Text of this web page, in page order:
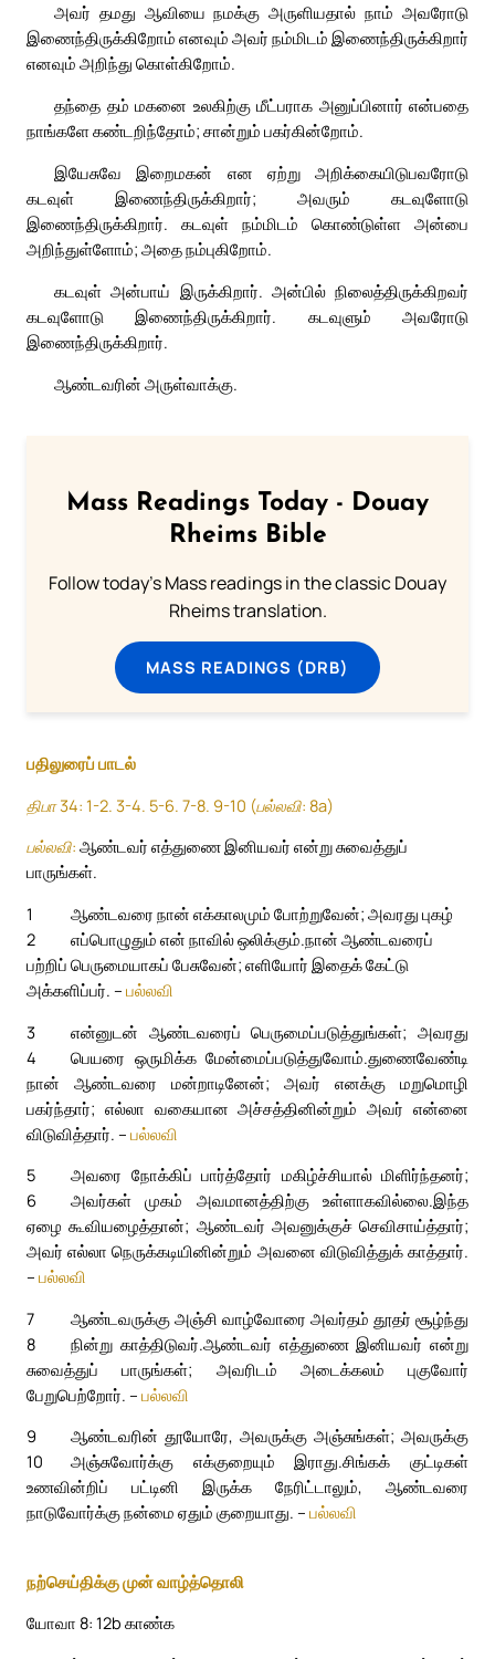
அவர் தமது ஆவியை நமக்கு அருளியதால் நாம் அவரோடு
இணைந்திருக்கிறோம் எனவும் அவர் நம்மிடம் இணைந்திருக்கிறார்
எனவும் அறிந்து கொள்கிறோம்.
தந்தை தம் மகனை உலகிற்கு மீட்பராக அனுப்பினார் என்பதை
நாங்களே கண்டறிந்தோம்; சான்றும் பகர்கின்றோம்.
இயேசுவே இறைமகன் என ஏற்று அறிக்கையிடுபவரோடு
கடவுள் இணைந்திருக்கிறார்; அவரும் கடவுளோடு
இணைந்திருக்கிறார். கடவுள் நம்மிடம் கொண்டுள்ள அன்பை
அறிந்துள்ளோம்; அதை நம்புகிறோம்.
கடவுள் அன்பாய் இருக்கிறார். அன்பில் நிலைத்திருக்கிறவர்
கடவுளோடு இணைந்திருக்கிறார். கடவுளும் அவரோடு
இணைந்திருக்கிறார்.
ஆண்டவரின் அருள்வாக்கு.
Mass Readings Today - Douay
Rheims Bible
Follow today's Mass readings in the classic Douay
Rheims translation.
MASS READINGS (DRB)
பதிலுரைப் பாடல்
திபா 34: 1-2. 3-4. 5-6. 7-8. 9-10 (பல்லவி: 8a)
பல்லவி: ஆண்டவர் எத்துணை இனியவர் என்று சுவைத்துப்
பாருங்கள்.
1
ஆண்டவரை நான் எக்காலமும் போற்றுவேன்; அவரது புகழ்
எப்பொழுதும் என் நாவில் ஒலிக்கும்.
2
நான் ஆண்டவரைப்
பற்றிப் பெருமையாகப் பேசுவேன்; எளியோர் இதைக் கேட்டு
அக்களிப்பர். – பல்லவி
3
என்னுடன் ஆண்டவரைப் பெருமைப்படுத்துங்கள்; அவரது
பெயரை ஒருமிக்க மேன்மைப்படுத்துவோம்.
4
துணைவேண்டி
நான் ஆண்டவரை மன்றாடினேன்; அவர் எனக்கு மறுமொழி
பகர்ந்தார்; எல்லா வகையான அச்சத்தினின்றும் அவர் என்னை
விடுவித்தார். – பல்லவி
5
அவரை நோக்கிப் பார்த்தோர் மகிழ்ச்சியால் மிளிர்ந்தனர்;
அவர்கள் முகம் அவமானத்திற்கு உள்ளாகவில்லை.
6
இந்த
ஏழை கூவியழைத்தான்; ஆண்டவர் அவனுக்குச் செவிசாய்த்தார்;
அவர் எல்லா நெருக்கடியினின்றும் அவனை விடுவித்துக் காத்தார்.
– பல்லவி
7
ஆண்டவருக்கு அஞ்சி வாழ்வோரை அவர்தம் தூதர் சூழ்ந்து
நின்று காத்திடுவர்.
8
ஆண்டவர் எத்துணை இனியவர் என்று
சுவைத்துப் பாருங்கள்; அவரிடம் அடைக்கலம் புகுவோர்
பேறுபெற்றோர். – பல்லவி
9
ஆண்டவரின் தூயோரே, அவருக்கு அஞ்சுங்கள்; அவருக்கு
அஞ்சுவோர்க்கு எக்குறையும் இராது.
10
சிங்கக் குட்டிகள்
உணவின்றிப் பட்டினி இருக்க நேரிட்டாலும், ஆண்டவரை
நாடுவோர்க்கு நன்மை ஏதும் குறையாது. – பல்லவி
நற்செய்திக்கு முன் வாழ்த்தொலி
யோவா 8: 12b காண்க